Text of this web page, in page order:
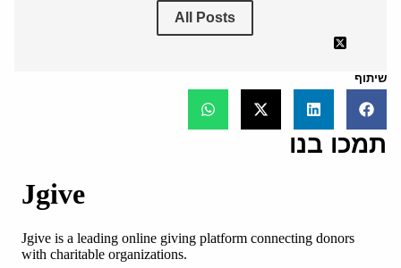
All Posts
שיתוף
תמכו בנו